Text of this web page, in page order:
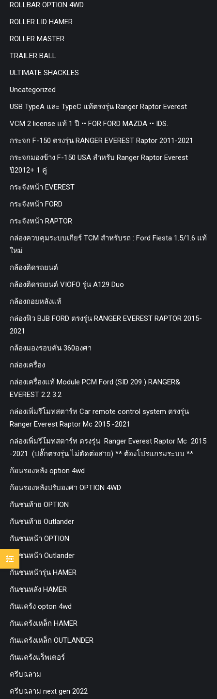
ROLLBAR OPTION 4WD
ROLLER LID HAMER
ROLLER MASTER
TRAILER BALL
ULTIMATE SHACKLES
Uncategorized
USB TypeA และ TypeC แท้ตรงรุ่น Ranger Raptor Everest
VCM 2 license แท้ 1 ปี •• FOR FORD MAZDA •• IDS.
กระจก F-150 ตรงรุ่น RANGER EVEREST Raptor 2011-2021
กระจกมองข้าง F-150 USA สำหรับ Ranger Raptor Everest
ปี2012+ 1 คู่
กระจังหน้า EVEREST
กระจังหน้า FORD
กระจังหน้า RAPTOR
กล่องควบคุมระบบเกียร์ TCM สำหรับรถ : Ford Fiesta 1.5/1.6 แท้
ใหม่
กล้องติดรถยนต์
กล้องติดรถยนต์ VIOFO รุ่น A129 Duo
กล้องถอยหลังแท้
กล่องฟิว BJB FORD ตรงรุ่น RANGER EVEREST RAPTOR 2015-
2021
กล้องมองรอบคัน 360องศา
กล่องเครื่อง
กล่องเครื่องแท้ Module PCM Ford (SID 209 ) RANGER&
EVEREST 2.2 3.2
กล่องเพิ่มรีโมทสตาร์ท Car remote control system ตรงรุ่น
Ranger Everest Raptor Mc 2015 -2021
กล่องเพิ่มรีโมทสตาร์ท ตรงรุ่น Ranger Everest Raptor Mc 2015
-2021 (ปลั๊กตรงรุ่น ไม่ตัดต่อสาย) ** ต้องโปรแกรมระบบ **
ก้อนรองหลัง option 4wd
ก้อนรองหลังปรับองศา OPTION 4WD
กันชนท้าย OPTION
กันชนท้าย Outlander
กันชนหน้า OPTION
กันชนหน้า Outlander
กันชนหน้ารุ่น HAMER
กันชนหลัง HAMER
กันแคร้ง opton 4wd
กันแคร้งเหล็ก HAMER
กันแคร้งเหล็ก OUTLANDER
กันแคร้งแร็พเตอร์
ครีบฉลาม
ครีบฉลาม next gen 2022